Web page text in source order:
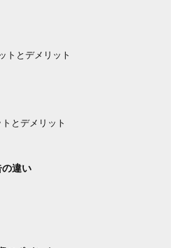
トとデメリット
とデメリット
違い